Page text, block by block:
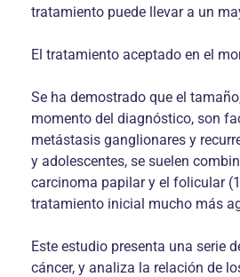
tratamiento puede llevar a un
El tratamiento aceptado en el
Se ha demostrado que el
momento del diagnóstico, son
metástasis ganglionares y
y adolescentes, se suelen
carcinoma papilar y el folicular
tratamiento inicial mucho más
Este estudio presenta una serie
cáncer, y analiza la relación de